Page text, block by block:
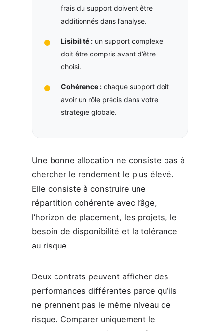
frais du support doivent être
additionnés dans l’analyse.
Lisibilité :un support complexe
doit être compris avant d’être
choisi.
Cohérence :chaque support doit
avoir un rôle précis dans votre
stratégie globale.
Une bonne allocation ne consiste pas à
chercher le rendement le plus élevé.
Elle consiste à construire une
répartition cohérente avec l’âge,
l’horizon de placement, les projets, le
besoin de disponibilité et la tolérance
au risque.
Deux contrats peuvent afficher des
performances différentes parce qu’ils
ne prennent pas le même niveau de
risque. Comparer uniquement le